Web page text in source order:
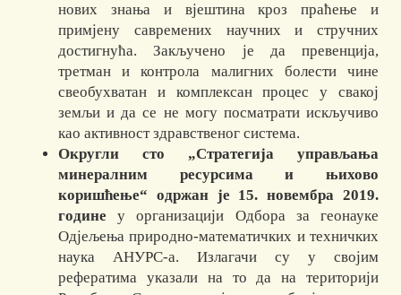
нових знања и вјештина кроз праћење и
примјену савремених научних и струч­них
достигнућа. Закључено је да превенција,
третман и кон­тро­ла малигних болести чине
свеобухватан и комплексан процес у свакој
земљи и да се не могу посматрати искључиво
као активност здравственог система.
Округли сто „Стратегија управљања
минералним ресурсима и њихово
коришћење“ одржан је 15. новембра 2019.
године у организацији Одбора за геонауке
Одјељења природно-математичких и техничких
наука АНУРС-а. Излагачи су у својим
рефератима указали на то да на територији